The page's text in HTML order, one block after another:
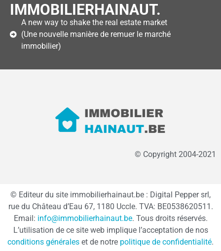
IMMOBILIERHAINAUT.
A new way to shake the real estate market
(Une nouvelle manière de remuer le marché
immobilier)
© Copyright 2004-2021
© Editeur du site immobilierhainaut.be : Digital Pepper srl,
rue du Château d’Eau 67, 1180 Uccle. TVA: BE0538620511.
Email: info@immobilierhainaut.be. Tous droits réservés.
L’utilisation de ce site web implique l’acceptation de nos
conditions générales et de notre politique de confidentialité.